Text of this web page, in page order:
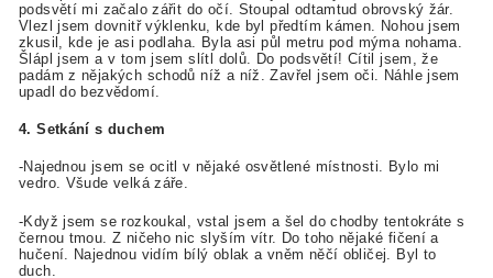
podsvětí mi začalo zářit do očí. Stoupal odtamtud obrovský žár.
Vlezl jsem dovnitř výklenku, kde byl předtím kámen. Nohou jsem
zkusil, kde je asi podlaha. Byla asi půl metru pod mýma nohama.
Šlápl jsem a v tom jsem slítl dolů. Do podsvětí! Cítil jsem, že
padám z nějakých schodů níž a níž. Zavřel jsem oči. Náhle jsem
upadl do bezvědomí.
4. Setkání s duchem
-Najednou jsem se ocitl v nějaké osvětlené místnosti. Bylo mi
vedro. Všude velká záře.
-Když jsem se rozkoukal, vstal jsem a šel do chodby tentokráte s
černou tmou. Z ničeho nic slyším vítr. Do toho nějaké fičení a
hučení. Najednou vidím bílý oblak a vněm něčí obličej. Byl to
duch.